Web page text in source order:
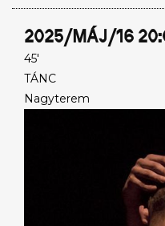
2025/MÁJ/16
45'
TÁNC
Nagyterem